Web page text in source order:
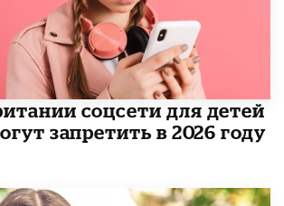
соцсети для детей
запретить в 2026 году